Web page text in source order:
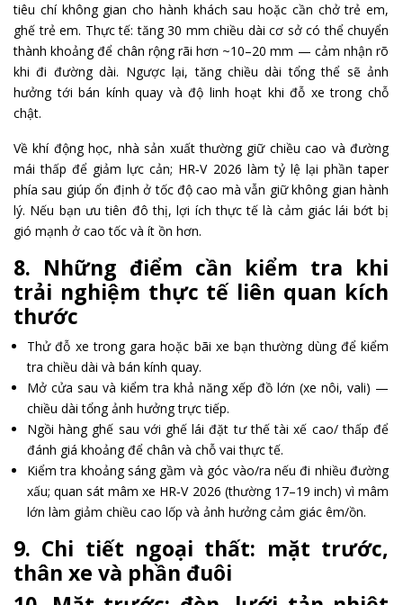
tiêu chí không gian cho hành khách sau hoặc cần chở trẻ em,
ghế trẻ em. Thực tế: tăng 30 mm chiều dài cơ sở có thể chuyển
thành khoảng để chân rộng rãi hơn ~10–20 mm — cảm nhận rõ
khi đi đường dài. Ngược lại, tăng chiều dài tổng thể sẽ ảnh
hưởng tới bán kính quay và độ linh hoạt khi đỗ xe trong chỗ
chật.
Về khí động học, nhà sản xuất thường giữ chiều cao và đường
mái thấp để giảm lực cản; HR‑V 2026 làm tỷ lệ lại phần taper
phía sau giúp ổn định ở tốc độ cao mà vẫn giữ không gian hành
lý. Nếu bạn ưu tiên đô thị, lợi ích thực tế là cảm giác lái bớt bị
gió mạnh ở cao tốc và ít ồn hơn.
8. Những điểm cần kiểm tra khi
trải nghiệm thực tế liên quan kích
thước
Thử đỗ xe trong gara hoặc bãi xe bạn thường dùng để kiểm
tra chiều dài và bán kính quay.
Mở cửa sau và kiểm tra khả năng xếp đồ lớn (xe nôi, vali) —
chiều dài tổng ảnh hưởng trực tiếp.
Ngồi hàng ghế sau với ghế lái đặt tư thế tài xế cao/ thấp để
đánh giá khoảng để chân và chỗ vai thực tế.
Kiểm tra khoảng sáng gầm và góc vào/ra nếu đi nhiều đường
xấu; quan sát mâm xe HR‑V 2026 (thường 17–19 inch) vì mâm
lớn làm giảm chiều cao lốp và ảnh hưởng cảm giác êm/ồn.
9. Chi tiết ngoại thất: mặt trước,
thân xe và phần đuôi